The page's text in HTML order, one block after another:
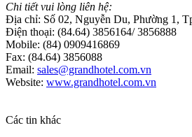
Chi tiết vui lòng liên hệ:
Địa chỉ: Số 02, Nguyễn Du, Phường 1,
Điện thoại: (84.64) 3856164/ 3856888
Mobile: (84) 0909416869
Fax: (84.64) 3856088
Email: sales@grandhotel.com.vn
Website: www.grandhotel.com.vn
Các tin khác